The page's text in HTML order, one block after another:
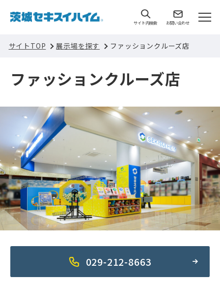
サイト内検索 お問い合わせ
サイトTOP 展示場を探す ファッションクルーズ店
ファッションクルーズ店
029-212-8663